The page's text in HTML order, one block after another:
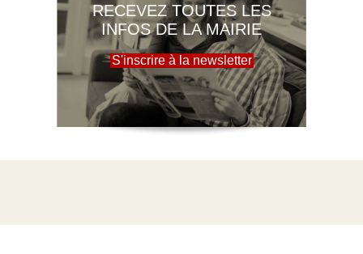
RECEVEZ TOUTES LES
INFOS DE LA MAIRIE
S'inscrire à la newsletter